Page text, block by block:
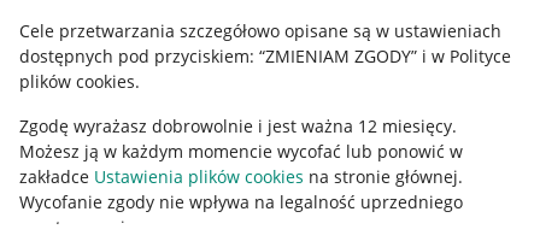
Cele przetwarzania szczegółowo opisane są w ustawieniach
dostępnych pod przyciskiem: “ZMIENIAM ZGODY” i w Polityce
plików cookies.
Zgodę wyrażasz dobrowolnie i jest ważna 12 miesięcy.
Możesz ją w każdym momencie wycofać lub ponowić w
zakładce Ustawienia plików cookies na stronie głównej.
Wycofanie zgody nie wpływa na legalność uprzedniego
przetwarzania.
Pobierz aplikację